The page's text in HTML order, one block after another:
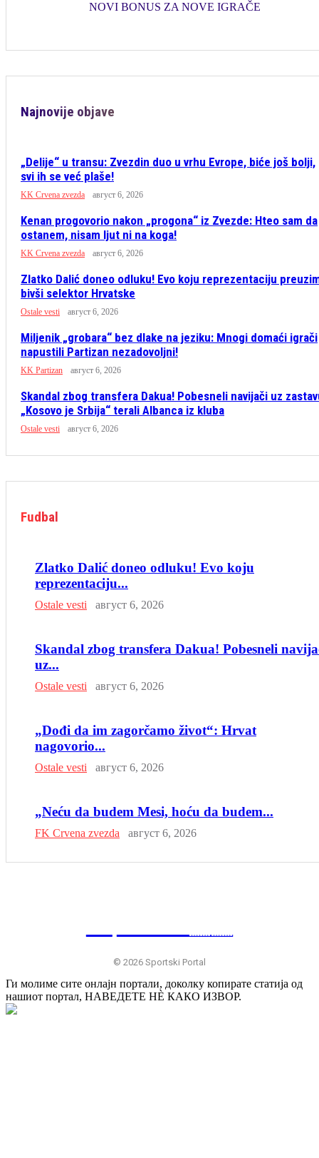
NOVI BONUS ZA NOVE IGRAČE
Najnovije objave
„Delije“ u transu: Zvezdin duo u vrhu Evrope, biće još bolji,
svi ih se već plaše!
KK Crvena zvezda август 6, 2026
Kenan progovorio nakon „progona“ iz Zvezde: Hteo sam da
ostanem, nisam ljut ni na koga!
KK Crvena zvezda август 6, 2026
Zlatko Dalić doneo odluku! Evo koju reprezentaciju
bivši selektor Hrvatske
Ostale vesti август 6, 2026
Miljenik „grobara“ bez dlake na jeziku: Mnogi domaći igrači
napustili Partizan nezadovoljni!
KK Partizan август 6, 2026
Skandal zbog transfera Dakua! Pobesneli navijači uz
„Kosovo je Srbija“ terali Albanca iz kluba
Ostale vesti август 6, 2026
Fudbal
Zlatko Dalić doneo odluku! Evo koju
reprezentaciju...
Ostale vesti август 6, 2026
Skandal zbog transfera Dakua! Pobesneli
uz...
Ostale vesti август 6, 2026
„Dođi da im zagorčamo život“: Hrvat
nagovorio...
Ostale vesti август 6, 2026
„Neću da budem Mesi, hoću da budem...
FK Crvena zvezda август 6, 2026
© 2026 Sportski Portal
Ги молиме сите онлајн портали, доколку копирате статија од
нашиот портал, НАВЕДЕТЕ НÈ КАКО ИЗВОР.